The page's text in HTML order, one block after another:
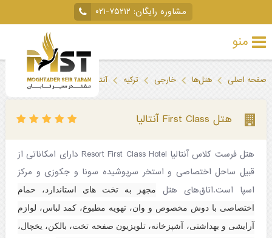
مشاوره رایگان: ۰۲۱-۷۵۲۱۲
منو
تور
لحظه
جاذبه‌های
صفحه اصلی هتل‌ها خارجی ترکیه آنتالیا هتل First Class آنتالیا
هتل First Class آنتالیا
هتل فرست کلاس آنتالیا Resort First Class Hotel دارای امکاناتی از
قبیل ساحل اختصاصی و استخر سرپوشیده سونا و جکوزی و مرکز
اسپا است.اتاق‌های هتل
مجهز به تخت های استاندارد، حمام
اختصاصی با دوش مخصوص و وان، تهویه مطبوع، کمد لباس، لوازم
آرایشی و بهداشتی، آشپزخانه، تلویزیون صفحه تخت، بالکن، یخچال،